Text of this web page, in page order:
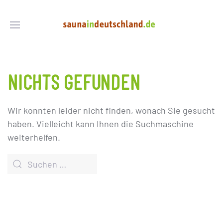
NICHTS GEFUNDEN
Wir konnten leider nicht finden, wonach Sie gesucht
haben. Vielleicht kann Ihnen die Suchmaschine
weiterhelfen.